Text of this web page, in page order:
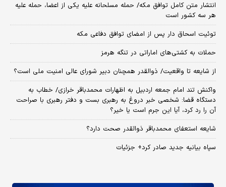
انتشار متن کامل توافق مکه/ حمله مسلحانه علیه یکی از اعضا، حمله علیه
هر سه کشور است
توئیت اسحاق دار پس از امضای توافق دفاعی مکه
حملات به کشتی‌های اماراتی در تنگه هرمز
از شایعه تا واقعیت/ ذوالقدر همچنان دبیر شورای ‌عالی امنیت ملی است؟
واکنش تند امام جمعه اردبیل به اظهارات محمدباقر خرازی/ خطاب به
دستگاه قضا: شخصی خبر دروغ به رهبری بست و دفتر رهبری با صراحت
آن را رد کرد، آیا این جرم است یا خیر؟
شایعه استعفای محمدباقر ذوالقدر صحت دارد؟
سپاه بیانیه جدید صادر کرد+ جزئیات